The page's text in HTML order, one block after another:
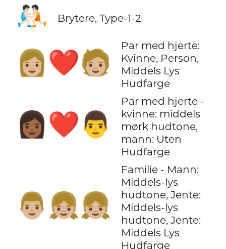
🤼🏻 Brytere, Type-1-2
👩🏼‍❤️‍🧑🏼
Par med hjerte:
Kvinne, Person,
Middels Lys
Hudfarge
👩🏾‍❤️‍👨
Par med hjerte -
kvinne: middels
mørk hudtone,
mann: Uten
Hudfarge
👨🏼‍👧🏼‍👧🏼
Familie - Mann:
Middels-lys
hudtone, Jente:
Middels-lys
hudtone, Jente:
Middels Lys
Hudfarge